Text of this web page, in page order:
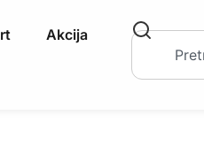
Akcija